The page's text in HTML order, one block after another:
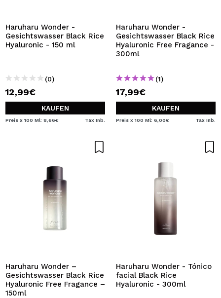
Durch die Erstellung eines Kontos bei Maquillalia.de
können Sie Ihre Einkäufe schnell tätigen, den Status Ihrer
Bestellungen überprüfen und Ihre bisherigen Vorgänge
BENUTZERKONTO ERSTELLEN
Haruharu Wonder -
Gesichtswasser Black Rice
Hyaluronic - 150 ml
(0)
12,99€
KAUFEN
Preis x 100 Ml: 8,66€ Tax Inb.
Haruharu Wonder -
Gesichtswasser Black Rice
Hyaluronic Free Fragance -
300ml
(1)
17,99€
KAUFEN
Preis x 100 Ml: 6,00€ Tax Inb.
Haruharu Wonder –
Gesichtswasser Black Rice
Hyaluronic Free Fragance –
150ml
Haruharu Wonder - Tónico
facial Black Rice
Hyaluronic - 300ml